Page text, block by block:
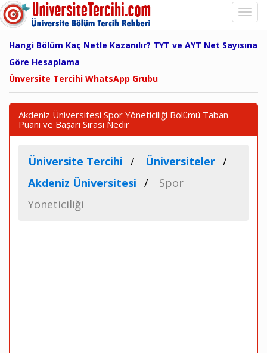
Hangi Bölüm Kaç Netle Kazanılır? TYT ve AYT Net Sayısına
Göre Hesaplama
Ünversite Tercihi WhatsApp Grubu
Akdeniz Üniversitesi Spor Yöneticiliği Bölümü Taban
Puanı ve Başarı Sırası Nedir
Üniversite Tercihi
Üniversiteler
Akdeniz Üniversitesi
Spor
Yöneticiliği